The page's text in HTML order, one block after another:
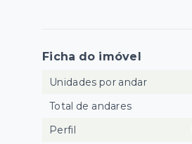
Ficha do imóvel
Unidades por andar
Total de andares
Perfil